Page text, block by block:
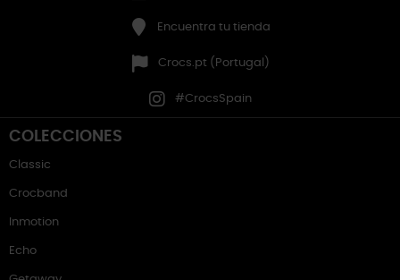
Encuentra tu tienda
Crocs.pt (Portugal)
#CrocsSpain
COLECCIONES
Classic
Crocband
Inmotion
Echo